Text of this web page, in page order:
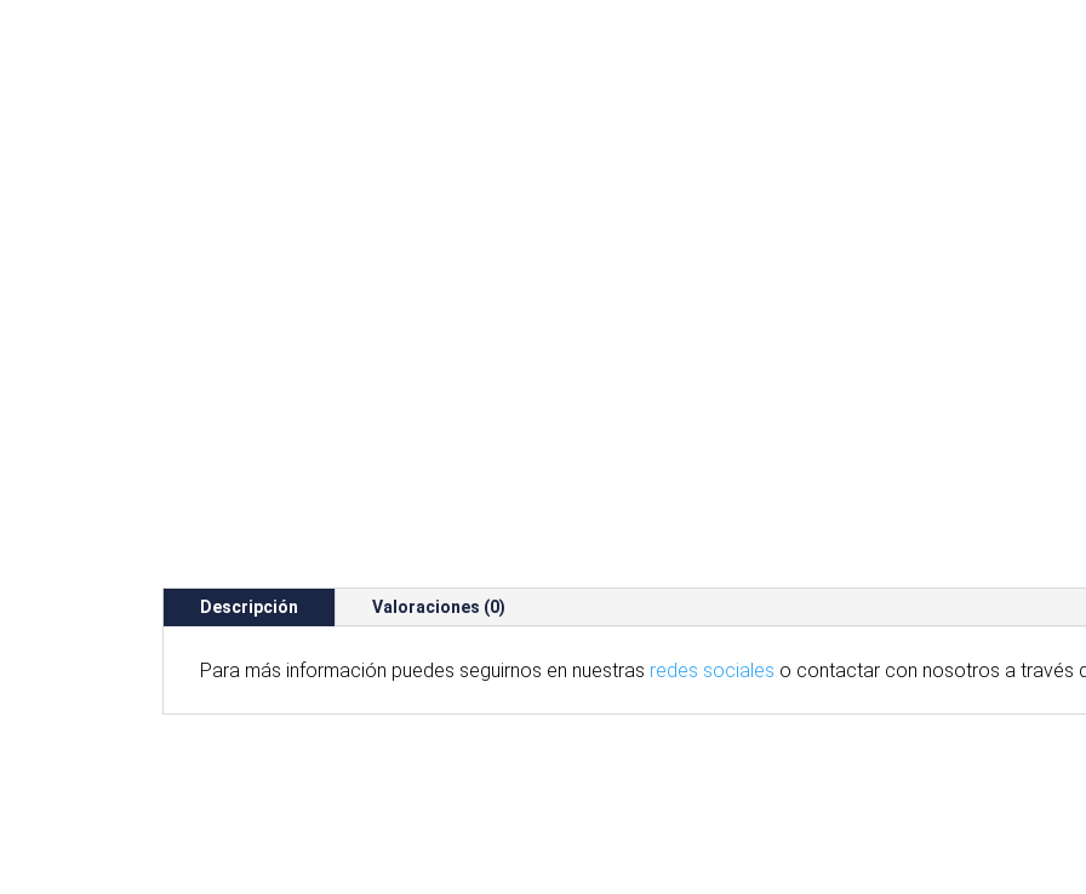
Descripción Valoraciones (0)
Para más información puedes seguirnos en nuestras redes sociales o contactar con nosotros a través